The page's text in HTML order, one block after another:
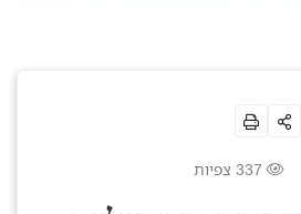
337 צפיות